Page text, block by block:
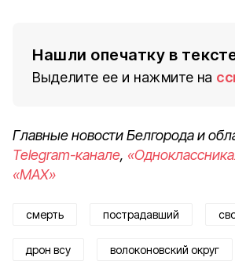
Нашли опечатку в
Выделите ее и нажмите на
Главные новости Белгорода и
Telegram-канале,
«MAX»
смерть пострадавший
дрон всу волоконовский округ